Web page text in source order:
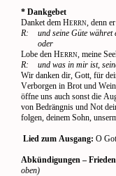
* Dankgebet
Danket dem HERRN, denn
R:
und seine Güte
oder
Lobe den HERRN, meine
R:
und was in mir ist,
Wir danken dir, Gott, für
Verborgen in Brot und
öffne uns auch sonst die
von Bedrängnis und Not
folgen, deinem Sohn,
Lied zum Ausgang: O
Abkündigungen –
oben)